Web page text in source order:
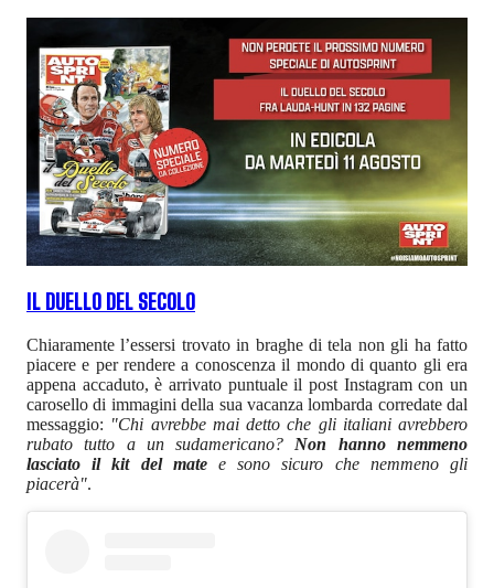
IL DUELLO DEL SECOLO
Chiaramente l’essersi trovato in braghe di tela non gli ha fatto
piacere e per rendere a conoscenza il mondo di quanto gli era
appena accaduto, è arrivato puntuale il post Instagram con un
carosello di immagini della sua vacanza lombarda corredate dal
messaggio: "Chi avrebbe mai detto che gli italiani avrebbero
rubato tutto a un sudamericano? Non hanno nemmeno
lasciato il kit del matee sono sicuro che nemmeno gli
piacerà".